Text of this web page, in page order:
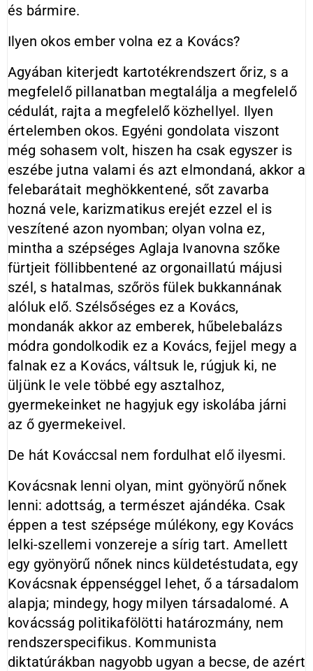
és bármire.
Ilyen okos ember volna ez a Kovács?
Agyában kiterjedt kartotékrendszert őriz, s a
megfelelő pillanatban megtalálja a megfelelő
cédulát, rajta a megfelelő közhellyel. Ilyen
értelemben okos. Egyéni gondolata viszont
még sohasem volt, hiszen ha csak egyszer is
eszébe jutna valami és azt elmondaná, akkor a
felebarátait meghökkentené, sőt zavarba
hozná vele, karizmatikus erejét ezzel el is
veszítené azon nyomban; olyan volna ez,
mintha a szépséges Aglaja Ivanovna szőke
fürtjeit föllibbentené az orgonaillatú májusi
szél, s hatalmas, szőrös fülek bukkannának
alóluk elő. Szélsőséges ez a Kovács,
mondanák akkor az emberek, hűbelebalázs
módra gondolkodik ez a Kovács, fejjel megy a
falnak ez a Kovács, váltsuk le, rúgjuk ki, ne
üljünk le vele többé egy asztalhoz,
gyermekeinket ne hagyjuk egy iskolába járni
az ő gyermekeivel.
De hát Kováccsal nem fordulhat elő ilyesmi.
Kovácsnak lenni olyan, mint gyönyörű nőnek
lenni: adottság, a természet ajándéka. Csak
éppen a test szépsége múlékony, egy Kovács
lelki-szellemi vonzereje a sírig tart. Amellett
egy gyönyörű nőnek nincs küldetéstudata, egy
Kovácsnak éppenséggel lehet, ő a társadalom
alapja; mindegy, hogy milyen társadalomé. A
kovácsság politikafölötti határozmány, nem
rendszerspecifikus. Kommunista
diktatúrákban nagyobb ugyan a becse, de azért